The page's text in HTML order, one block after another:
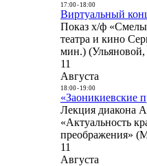
17:00- 18:00
Виртуальный
Показ х/ф
театра и кино
мин.)
11
Августа
18:00- 19:00
«Заоникиевские
Лекция диакона
«Актуальность
преображения»
11
Августа